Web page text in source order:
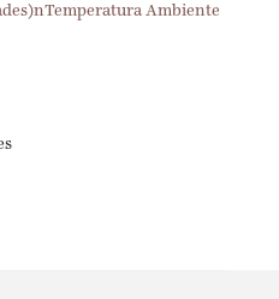
Ambiente